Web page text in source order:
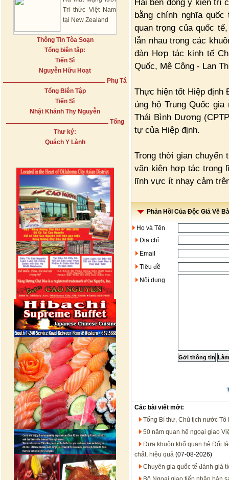
Tri thức Việt Nam
tại New Zealand
Thông Tin Tòa Soạn
Tổng biên tập:
Tiến Sĩ
Nguyễn Hữu Hoạt
Phụ Tá
Tổng Biên Tập
Tiến Sĩ
Nhật Khánh Thy Nguyễn
Tổng
Thư ký:
Quách Y Lành
Hai bên đồng ý kiên trì
bằng chính nghĩa
quan trọng của quốc
lẫn nhau trong các
đàn Hợp tác kinh tế
Quốc, Mê Công - Lan
Thực hiện tốt Hiệp định
ủng hộ Trung Quốc
Thái Bình Dương
tự của Hiệp định.
Trong thời gian chuyến
văn kiện hợp tác trong
lĩnh vực ít nhạy cảm
Phản Hồi Của Độc Giả Về
Họ và Tên
Địa chỉ
Email
Tiêu đề
Nội dung
Các bài viết mới:
Tổng Bí thư, Chủ tịch nước
50 năm quan hệ ngoại giao
Đưa khuôn khổ quan hệ Đối
chất, hiệu quả (07-08-2026)
Chuyên gia quốc tế đánh giá